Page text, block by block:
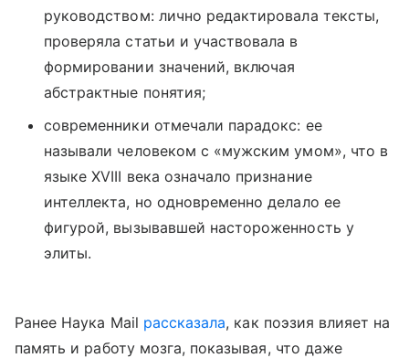
руководством: лично редактировала тексты,
проверяла статьи и участвовала в
формировании значений, включая
абстрактные понятия;
современники отмечали парадокс: ее
называли человеком с «мужским умом», что в
языке XVIII века означало признание
интеллекта, но одновременно делало ее
фигурой, вызывавшей настороженность у
элиты.
Ранее Наука Mail рассказала, как поэзия влияет на
память и работу мозга, показывая, что даже